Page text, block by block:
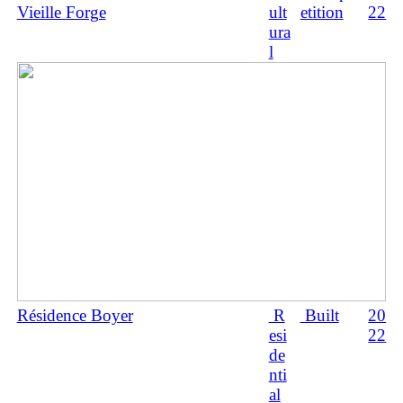
Vieille Forge
ult
ura
l
etition
22
Résidence Boyer
R
esi
de
nti
al
Built
20
22